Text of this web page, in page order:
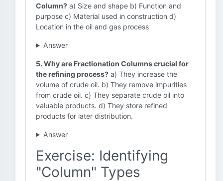
Column? a) Size and shape b) Function and
purpose c) Material used in construction d)
Location in the oil and gas process
Answer
5. Why are Fractionation Columns crucial for
the refining process? a) They increase the
volume of crude oil. b) They remove impurities
from crude oil. c) They separate crude oil into
valuable products. d) They store refined
products for later distribution.
Answer
Exercise: Identifying
"Column" Types